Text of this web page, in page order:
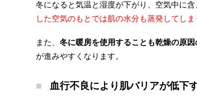
冬になると気温と湿度が下がり、空気中に
した空気のもとでは肌の水分も蒸発してし
また、 冬に暖房を使用することも乾燥の原因
が進みやすくなります。
血行不良により肌バリアが低下